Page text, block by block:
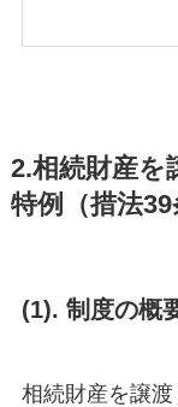
2.相続財産を
特例（措法
(1). 制度の概
相続財産を譲